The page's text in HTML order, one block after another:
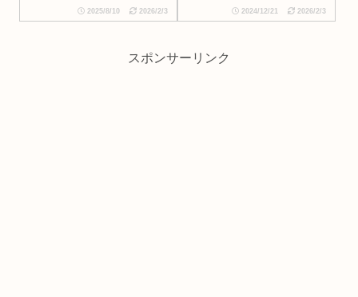
2025/8/10 2026/2/3 2024/12/21 2026/2/3
スポンサーリンク